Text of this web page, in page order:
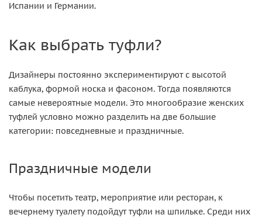
Испании и Германии.
Как выбрать туфли?
Дизайнеры постоянно экспериментируют с высотой
каблука, формой носка и фасоном. Тогда появляются
самые невероятные модели. Это многообразие женских
туфлей условно можно разделить на две большие
категории: повседневные и праздничные.
Праздничные модели
Чтобы посетить театр, мероприятие или ресторан, к
вечернему туалету подойдут туфли на шпильке. Среди них